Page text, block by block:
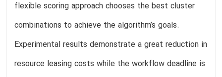
flexible scoring approach chooses the best cluster
combinations to achieve the algorithm’s goals.
Experimental results demonstrate a great reduction in
resource leasing costs while the workflow deadline is